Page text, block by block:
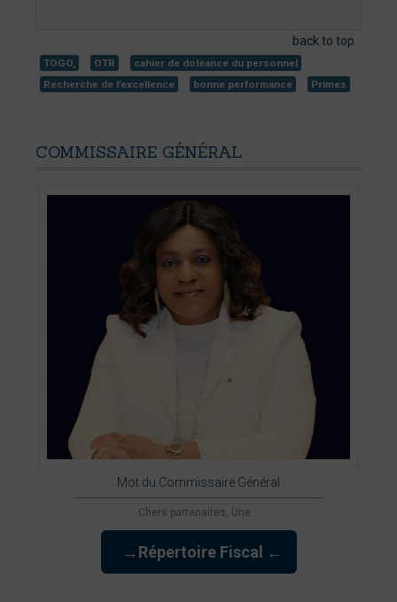
back to top
TOGO, OTR
cahier de doléance du personnel
Recherche de l’excellence
bonne performance Primes
COMMISSAIRE GÉNÉRAL
Mot du Commissaire Général
Chers partenaires, Une ...
→Répertoire Fiscal ←